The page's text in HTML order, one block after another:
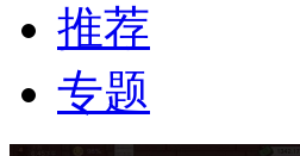
推荐
专题